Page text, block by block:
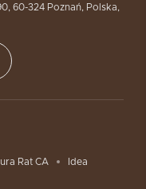
60-324 Poznań, Polska,
Rat CA Idea